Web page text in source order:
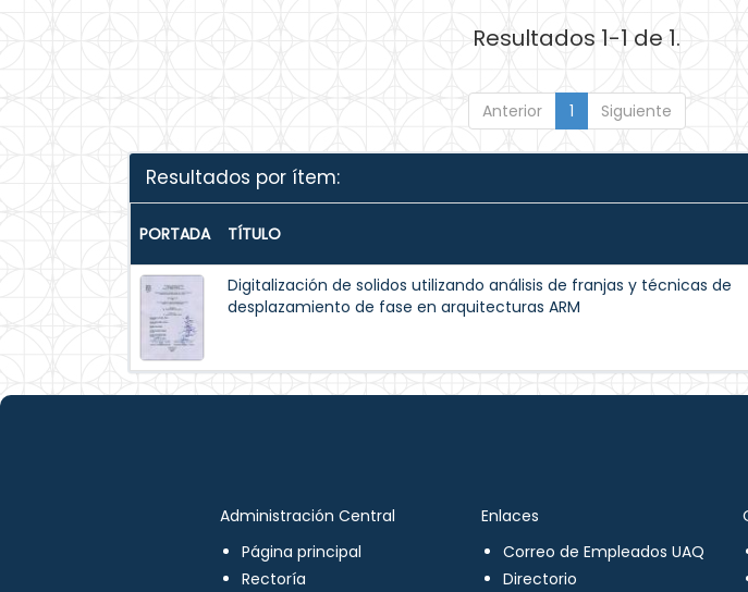
Resultados 1-1 de 1.
Anterior 1 Siguiente
Resultados por ítem:
PORTADA TÍTULO
Digitalización de solidos utilizando análisis de franjas y técnicas de
desplazamiento de fase en arquitecturas ARM
Administración Central
Página principal
Rectoría
Enlaces
Correo de Empleados UAQ
Directorio